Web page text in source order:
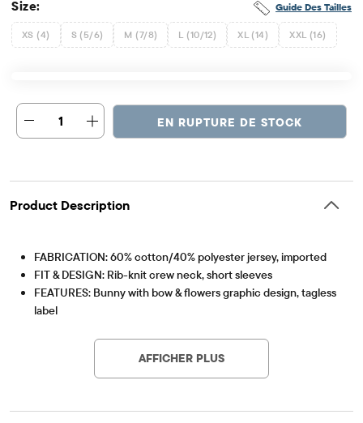
Guide Des Tailles
Size:
XS (4) S (5/6) M (7/8) L (10/12) XL (14) XXL (16)
1 EN RUPTURE DE STOCK
Product Description
FABRICATION: 60% cotton/40% polyester jersey, imported
FIT & DESIGN: Rib-knit crew neck, short sleeves
FEATURES: Bunny with bow & flowers graphic design, tagless
label
AFFICHER PLUS